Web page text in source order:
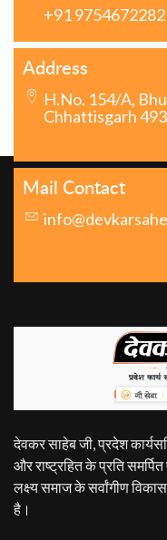
Devkar Saheb Ji: Key
Devkar Saheb Ji
+91 9754672282
Address
H.No. 154/A,
Chhattisgarh
Mail Contact
देवकर साहेब जी, प्रदेश
और राष्ट्रहित के प्रति
लक्ष्य समाज के सर्वांगीण
है।